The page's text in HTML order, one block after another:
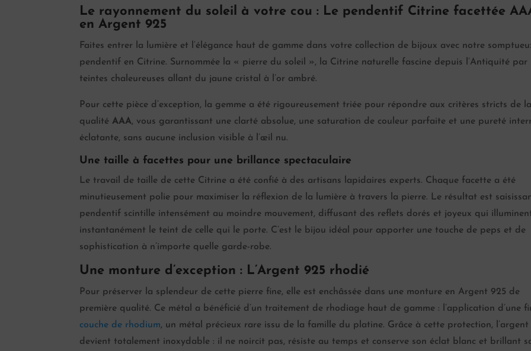
Le rayonnement du soleil à votre cou : Le pendentif Citrine facettée
en Argent 925
Faites entrer la lumière et l’élégance haut de gamme dans votre collection de bijoux avec notre
pendentif en Citrine. Surnommée la « pierre du soleil », la Citrine naturelle fascine depuis l’Antiquité par
teintes chaleureuses allant du jaune cristal à l’or ambré.
Pour cette pièce d’exception, la gemme a été rigoureusement triée pour répondre aux critères stricts de la
qualitéAAA, vous garantissant une clarté absolue, une saturation de couleur parfaite et une pureté
éclatante, sans aucune inclusion visible à l’œil nu.
Une taille à facettes pour une brillance spectaculaire
Le travail de taille de cette Citrine a été confié à des artisans lapidaires experts. Chaque facette a été
minutieusement polie pour maximiser la réflexion de la lumière à travers la pierre. Le résultat est
pendentif scintille intensément au moindre mouvement, diffusant des reflets dorés et joyeux qui
instantanément le teint de celle qui le porte. C’est le bijou idéal pour apporter une touche de peps et de
sophistication à n’importe quelle garde-robe.
Une monture d’exception : L’Argent 925 rhodié
Pour préserver la splendeur de cette pierre fine, elle est enchâssée dans une monture en Argent 925 de
première qualité. Ce métal a bénéficié d’un traitement de rhodiage haut de gamme : l’application d’une
couche de rhodium, un métal précieux rare issu de la famille du platine. Grâce à cette protection, l’argent
devient totalement inoxydable : il ne noircit pas, résiste au temps et conserve son éclat blanc et brillant